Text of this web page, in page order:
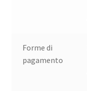
Forme di
pagamento